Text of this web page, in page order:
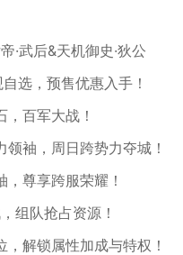
武后&天机御史·狄公
选，预售优惠入手！
百军大战！
袖，周日跨势力夺城！
尊享跨服荣耀！
组队抢占资源！
解锁属性加成与特权！